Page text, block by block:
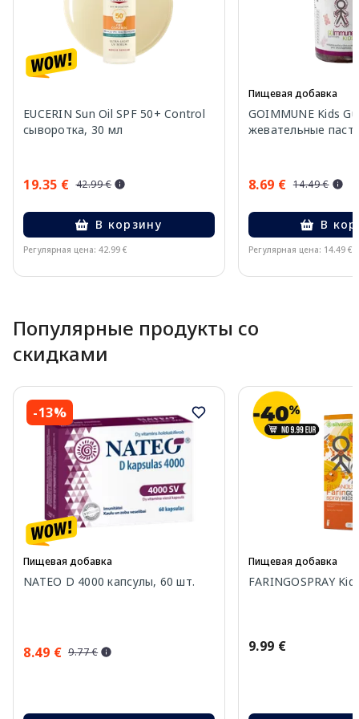
EUCERIN Sun Oil SPF 50+ Control
сыворотка, 30 мл
19.35 € 42.99 €
В корзину
Регулярная цена: 42.99 €
Пищевая добавка
GOIMMUNE Kids
жевательные
8.69 € 14.49 €
В
Регулярная цена: 14.49 €
Популярные продукты со
скидками
-13%
Пищевая добавка
NATEO D 4000 капсулы, 60 шт.
8.49 € 9.77 €
Пищевая добавка
FARINGOSPRAY
9.99 €